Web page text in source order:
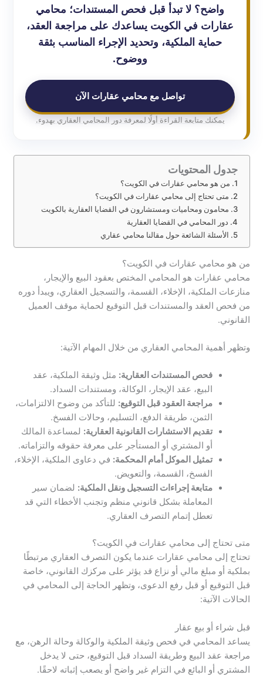
واضح؟ لا تبدأ قبل فحص المستندات؛ محامي
عقارات في الكويت يساعدك على مراجعة العقد،
حماية الملكية، وتحديد الإجراء المناسب بثقة
ووضوح.
تواصل مع محامي عقارات الآن
يمكنك متابعة القراءة أولًا لمعرفة دور المحامي العقاري بهدوء.
جدول المحتويات
من هو محامي عقارات في الكويت؟
متى تحتاج إلى محامي عقارات في الكويت؟
محامون ومحاميات ومستشارون في القضايا العقارية بالكويت
دور المحامي في القضايا العقارية
الأسئلة الشائعة حول مقالنا محامي عقاري
من هو محامي عقارات في الكويت؟
محامي عقارات هو المحامي المختص بعقود البيع والإيجار،
منازعات الملكية، الإخلاء، القسمة، والتسجيل العقاري، ويبدأ دوره
من فحص العقد والمستندات قبل التوقيع لحماية موقف العميل
القانوني.
وتظهر أهمية المحامي العقاري من خلال المهام الآتية:
فحص المستندات العقارية: مثل وثيقة الملكية، عقد
البيع، عقد الإيجار، الوكالة، ومستندات السداد.
مراجعة العقود قبل التوقيع: للتأكد من وضوح الالتزامات،
الثمن، طريقة الدفع، التسليم، وحالات الفسخ.
تقديم الاستشارات القانونية العقارية: لمساعدة المالك
أو المشتري أو المستأجر على معرفة حقوقه والتزاماته.
تمثيل الموكل أمام المحكمة: في دعاوى الملكية، الإخلاء،
الفسخ، القسمة، والتعويض.
متابعة إجراءات التسجيل ونقل الملكية: لضمان سير
المعاملة بشكل قانوني منظم وتجنب الأخطاء التي قد
تعطل إتمام التصرف العقاري.
متى تحتاج إلى محامي عقارات في الكويت؟
تحتاج إلى محامي عقارات عندما يكون التصرف العقاري مرتبطًا
بملكية أو مبلغ مالي أو نزاع قد يؤثر على مركزك القانوني، خاصة
قبل التوقيع أو قبل رفع الدعوى، وتظهر الحاجة إلى المحامي في
الحالات الآتية:
قبل شراء أو بيع عقار
يساعد المحامي في فحص وثيقة الملكية والوكالة وحالة الرهن، مع
مراجعة عقد البيع وطريقة السداد قبل التوقيع، حتى لا يدخل
المشتري أو البائع في التزام غير واضح أو يصعب إثباته لاحقًا.